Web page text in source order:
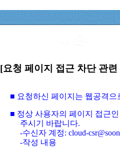
[요청 페이지 접근 차단 관
■ 요청하신 페이지는 웹공격
■ 정상 사용자의 페이지 접근
주시기 바랍니다.
-수신자 계정: cloud-
-작성 내용